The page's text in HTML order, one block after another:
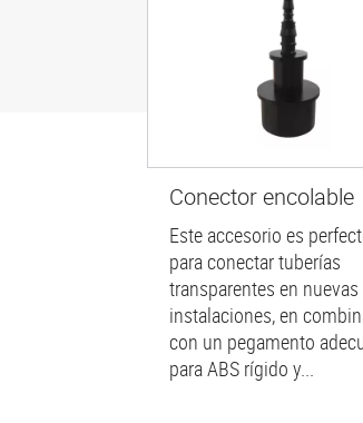
Conector encolable
Este accesorio es
para conectar tuberías
transparentes en nuevas
instalaciones, en
con un pegamento
para ABS rígido y...